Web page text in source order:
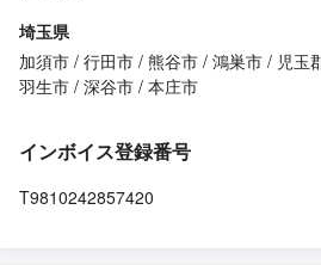
埼玉県
加須市 行田市 熊谷市 鴻巣市 児玉
羽生市 深谷市 本庄市
インボイス登録番号
T9810242857420